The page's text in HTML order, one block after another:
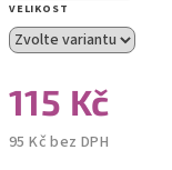
VELIKOST
115 Kč
95 Kč bez DPH